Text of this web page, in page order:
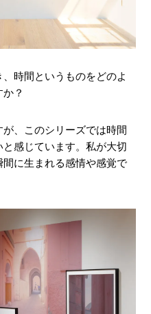
時間というものをどのよ
？
、このシリーズでは時間
感じています。私が大切
に生まれる感情や感覚で